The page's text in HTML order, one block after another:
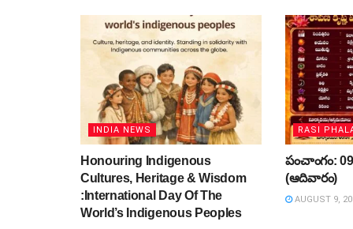
INDIA NEWS
Honouring Indigenous
Cultures, Heritage & Wisdom
:International Day Of The
World’s Indigenous Peoples
RASI
పంచాంగం: 09
(ఆదివారం)
AUGUST 9,